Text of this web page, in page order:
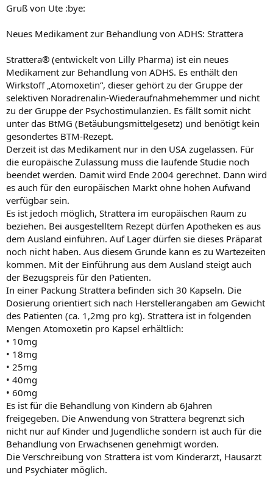
Gruß von Ute :bye:
Neues Medikament zur Behandlung von ADHS: Strattera
Strattera® (entwickelt von Lilly Pharma) ist ein neues
Medikament zur Behandlung von ADHS. Es enthält den
Wirkstoff „Atomoxetin“, dieser gehört zu der Gruppe der
selektiven Noradrenalin-Wiederaufnahmehemmer und nicht
zu der Gruppe der Psychostimulanzien. Es fällt somit nicht
unter das BtMG (Betäubungsmittelgesetz) und benötigt kein
gesondertes BTM-Rezept.
Derzeit ist das Medikament nur in den USA zugelassen. Für
die europäische Zulassung muss die laufende Studie noch
beendet werden. Damit wird Ende 2004 gerechnet. Dann wird
es auch für den europäischen Markt ohne hohen Aufwand
verfügbar sein.
Es ist jedoch möglich, Strattera im europäischen Raum zu
beziehen. Bei ausgestelltem Rezept dürfen Apotheken es aus
dem Ausland einführen. Auf Lager dürfen sie dieses Präparat
noch nicht haben. Aus diesem Grunde kann es zu Wartezeiten
kommen. Mit der Einführung aus dem Ausland steigt auch
der Bezugspreis für den Patienten.
In einer Packung Strattera befinden sich 30 Kapseln. Die
Dosierung orientiert sich nach Herstellerangaben am Gewicht
des Patienten (ca. 1,2mg pro kg). Strattera ist in folgenden
Mengen Atomoxetin pro Kapsel erhältlich:
• 10mg
• 18mg
• 25mg
• 40mg
• 60mg
Es ist für die Behandlung von Kindern ab 6Jahren
freigegeben. Die Anwendung von Strattera begrenzt sich
nicht nur auf Kinder und Jugendliche sondern ist auch für die
Behandlung von Erwachsenen genehmigt worden.
Die Verschreibung von Strattera ist vom Kinderarzt, Hausarzt
und Psychiater möglich.